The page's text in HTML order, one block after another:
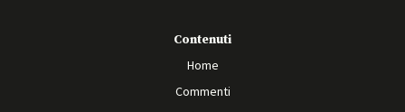
Contenuti
Home
Commenti